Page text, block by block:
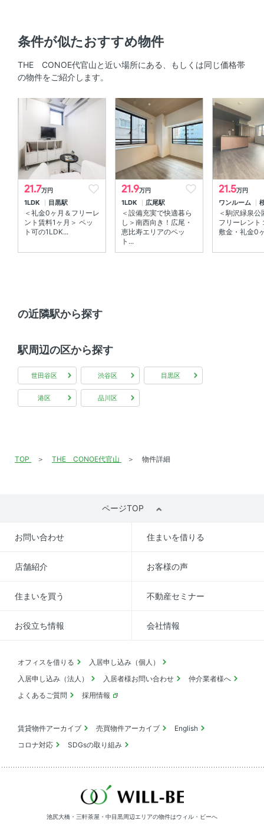
ラ
室内洗濯機置場 、 エアコン 、 床暖房
部屋の特徴
バルコニー
条件が似たおすすめ物件
THE CONOE代官山と近い場所にある、もしくは同じ価格帯
の物件をご紹介します。
21.7万円
1LDK 目黒駅
＜礼金0ヶ月＆フリーレ
ント賃料1ヶ月＞ ペッ
ト可の1LDK...
21.9万円
1LDK 広尾駅
＜設備充実で快適暮ら
し＞南西向き！広尾・
恵比寿エリアのペッ
ト...
21.5万円
ワンルーム
＜駒沢緑泉公
フリーレント
敷金・礼金0
の近隣駅から探す
駅周辺の区から探す
世田谷区 渋谷区 目黒区
港区 品川区
TOP THE CONOE代官山 物件詳細
ページTOP
お問い合わせ 住まいを借りる
店舗紹介 お客様の声
住まいを買う 不動産セミナー
お役立ち情報 会社情報
オフィスを借りる
入居申し込み（個人）
入居申し込み（法人）
入居者様お問い合わせ
仲介業者様へ
よくあるご質問
採用情報
賃貸物件アーカイブ 売買物件アーカイブ
English
コロナ対応
SDGsの取り組み
池尻大橋・三軒茶屋・中目黒周辺エリアの物件はウィル・ビーへ